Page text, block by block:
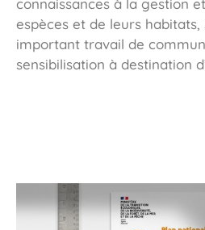
espèces et de leurs habitats,
important travail de
sensibilisation à destination